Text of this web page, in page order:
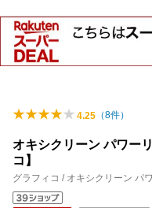
4.25 （8件）
オキシクリーン パワー
コ】
グラフィコ / オキシクリーン パ